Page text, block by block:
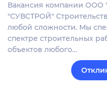
Вакансия компании
"СУВСТРОЙ"
любой сложности. Мы
спектре строительных
объектов любого…